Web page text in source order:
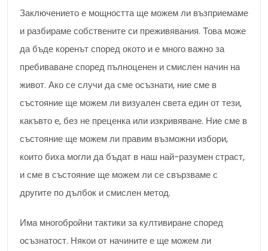
Заключението е мощността ще можем ли възприемаме
и разбираме собствените си преживявания. Това може
да бъде коренът според окото и е много важно за
пребиваване според пълноценен и смислен начин на
живот. Ако се случи да сме осъзнати, ние сме в
състояние ще можем ли визуален света един от тези,
какъвто е, без не преценка или изкривяване. Ние сме в
състояние ще можем ли правим възможни избори,
които биха могли да бъдат в наш най-разумен страст,
и сме в състояние ще можем ли се свързваме с
другите по дълбок и смислен метод.
Има многобройни тактики за култивиране според
осъзнатост. Някои от начините е ще можем ли